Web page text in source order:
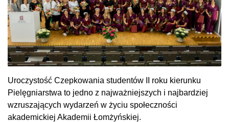
Uroczystość Czepkowania studentów II roku kierunku
Pielęgniarstwa to jedno z najważniejszych i najbardziej
wzruszających wydarzeń w życiu społeczności
akademickiej Akademii Łomżyńskiej.